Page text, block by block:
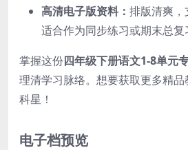
高清电子版资料： 排版清爽，
适合作为同步练习或期末总复
掌握这份四年级下册语文1-8单元
理清学习脉络。想要获取更多精
科星！
电子档预览